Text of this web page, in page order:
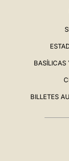
BASÍLICAS
BILLETES